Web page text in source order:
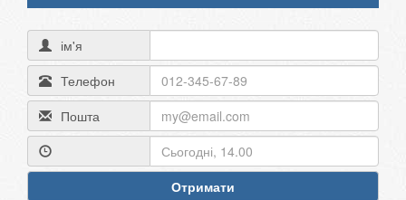
ім'я
Телефон
Пошта
Отримати